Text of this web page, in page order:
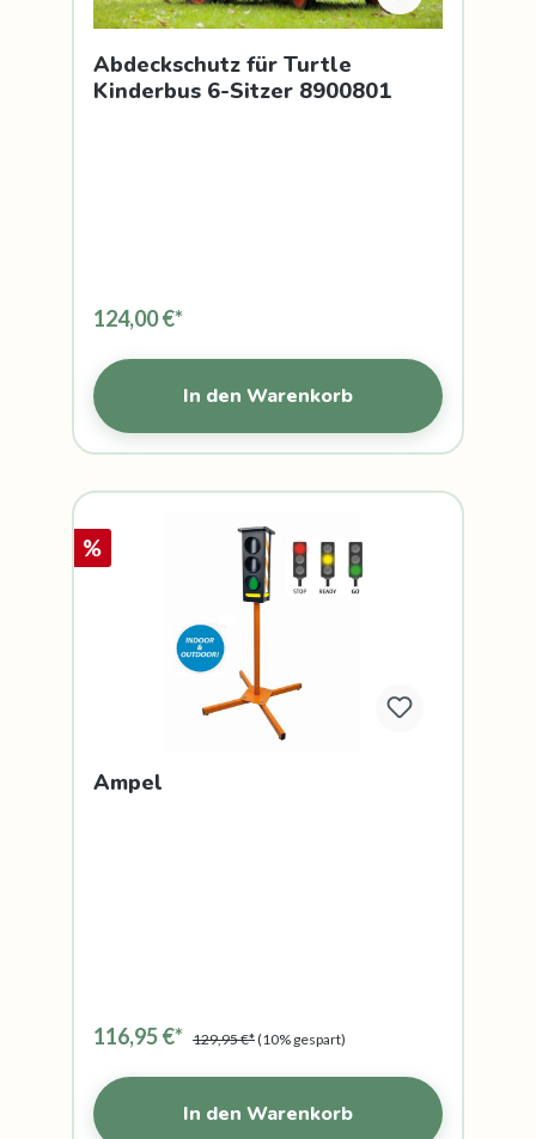
Abdeckschutz für Turtle
Kinderbus 6-Sitzer 8900801
124,00 €*
In den Warenkorb
%
Ampel
116,95 €* 129,95 €*(10% gespart)
In den Warenkorb